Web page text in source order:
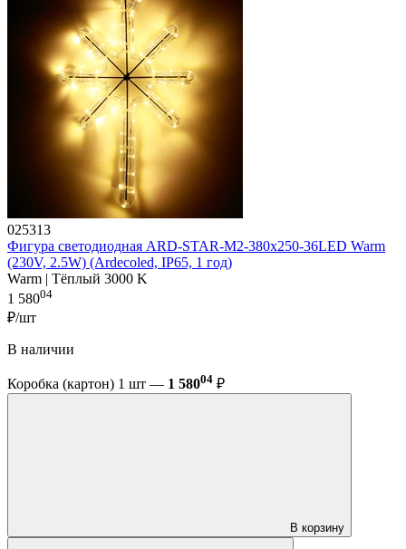
025313
Фигура cветодиодная ARD-STAR-M2-380x250-36LED Warm
(230V, 2.5W) (Ardecoled, IP65, 1 год)
Warm | Тёплый 3000 K
1 58004
₽/шт
В наличии
Коробка (картон) 1 шт — 1 58004 ₽
В корзину